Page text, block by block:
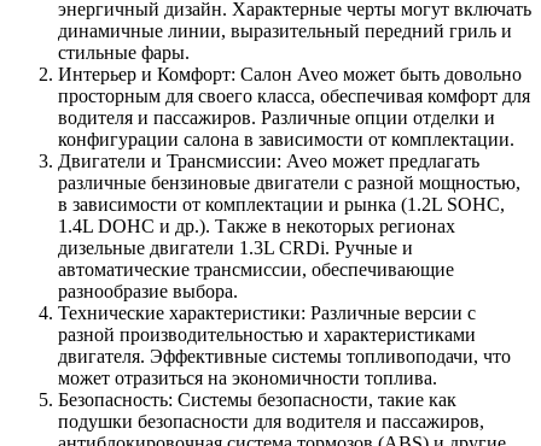
энергичный дизайн. Характерные черты могут включать
динамичные линии, выразительный передний гриль и
стильные фары.
Интерьер и Комфорт: Салон Aveo может быть довольно
просторным для своего класса, обеспечивая комфорт для
водителя и пассажиров. Различные опции отделки и
конфигурации салона в зависимости от комплектации.
Двигатели и Трансмиссии: Aveo может предлагать
различные бензиновые двигатели с разной мощностью,
в зависимости от комплектации и рынка (1.2L SOHC,
1.4L DOHC и др.). Также в некоторых регионах
дизельные двигатели 1.3L CRDi. Ручные и
автоматические трансмиссии, обеспечивающие
разнообразие выбора.
Технические характеристики: Различные версии с
разной производительностью и характеристиками
двигателя. Эффективные системы топливоподачи, что
может отразиться на экономичности топлива.
Безопасность: Системы безопасности, такие как
подушки безопасности для водителя и пассажиров,